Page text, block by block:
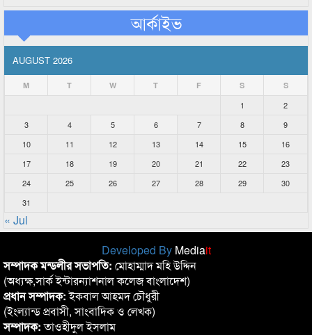
আর্কাইভ
AUGUST 2026
M T W T F S S
1
2
3
4 5 6 7 8
9
10
11 12 13 14 15
16
17
18 19 20 21 22
23
24
25 26 27 28 29
30
31
« Jul
Developed By Mediait
সম্পাদক মন্ডলীর সভাপতি: মোহাম্মাদ মহি উদ্দিন
(অধ্যক্ষ,সার্ক ইন্টারন্যাশনাল কলেজ বাংলাদেশ)
প্রধান সম্পাদক:ইকবাল আহমদ চৌধুরী
(ইংল্যান্ড প্রবাসী, সাংবাদিক ও লেখক)
সম্পাদক:তাওহীদুল ইসলাম